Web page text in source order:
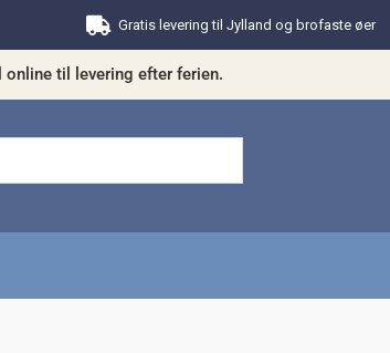
Gratis levering til Jylland og brofaste øer
til levering efter ferien.